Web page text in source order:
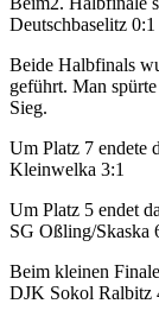
Deutschbaselitz 0:1
Beide Halbfinals
geführt. Man
Sieg.
Um Platz 7 endete
Kleinwelka 3:1
Um Platz 5 endet
SG Oßling/Skaska
Beim kleinen
DJK Sokol Ralbitz